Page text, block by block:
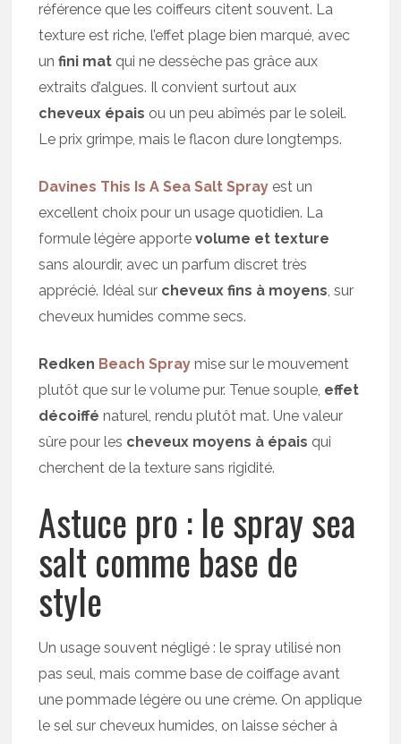
référence que les coiffeurs citent souvent. La
texture est riche, l’effet plage bien marqué, avec
unfini mat qui ne dessèche pas grâce aux
extraits d’algues. Il convient surtout aux
cheveux épais ou un peu abîmés par le soleil.
Le prix grimpe, mais le flacon dure longtemps.
Davines This Is A Sea Salt Spray est un
excellent choix pour un usage quotidien. La
formule légère apportevolume et texture
sans alourdir, avec un parfum discret très
apprécié. Idéal sur cheveux fins à moyens, sur
cheveux humides comme secs.
Redken Beach Spray mise sur le mouvement
plutôt que sur le volume pur. Tenue souple, effet
décoiffé naturel, rendu plutôt mat. Une valeur
sûre pour les cheveux moyens à épais qui
cherchent de la texture sans rigidité.
Astuce pro : le spray sea
salt comme base de
style
Un usage souvent négligé : le spray utilisé non
pas seul, mais comme base de coiffage avant
une pommade légère ou une crème. On applique
le sel sur cheveux humides, on laisse sécher à